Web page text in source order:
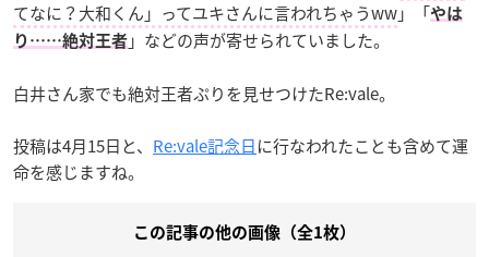
てなに？大和くん」ってユキさんに言われちゃうww」「やは
り……絶対王者 」などの声が寄せられていました。
白井さん家でも絶対王者ぷりを見せつけたRe:vale。
投稿は4月15日と、 Re:vale記念日に行なわれたことも含めて運
命を感じますね。
この記事の他の画像（全1枚）